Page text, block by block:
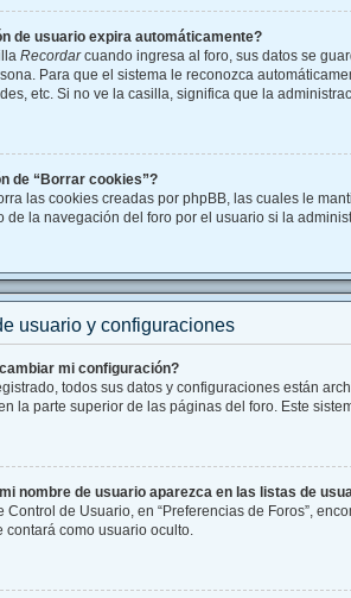
de usuario expira automáticamente?
Recordarcuando ingresa al foro, sus datos se
Para que el sistema le reconozca
etc. Si no ve la casilla, significa que la
de “Borrar cookies”?
las cookies creadas por phpBB, las cuales le
de la navegación del foro por el usuario si la
usuario y configuraciones
mi configuración?
todos sus datos y configuraciones están
la parte superior de las páginas del foro. Este
nombre de usuario aparezca en las listas de
Control de Usuario, en “Preferencias de Foros”,
contará como usuario oculto.